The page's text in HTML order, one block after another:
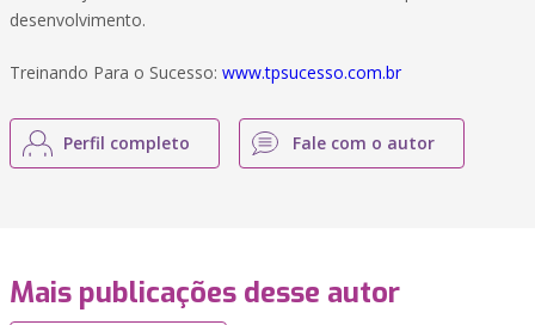
desenvolvimento.
Treinando Para o Sucesso: www.tpsucesso.com.br
Perfil completo Fale com o autor
Mais publicações desse autor